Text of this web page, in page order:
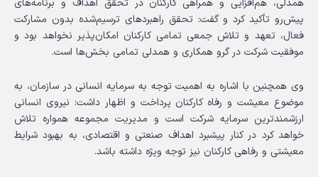
همدلی، هم‌افزایی و همراهی کارکنان در تحقق اهداف و برنامه‌های
پیش‌رو تأکید کرد و گفت: تحقق راهبردهای ترسیم‌شده بدون مشارکت
فعال، تعهد و تلاش جمعی تمامی کارکنان امکان‌پذیر نخواهد بود و
موفقیت شرکت در گرو همکاری و همدلی تمامی بخش‌ها است.
وی همچنین با اشاره به اهمیت توجه به سرمایه انسانی در سازمان، به
موضوع معیشت و رفاه کارکنان پرداخت و اظهار داشت: نیروی انسانی
ارزشمندترین سرمایه شرکت است و مدیریت مجموعه همواره تلاش
خواهد کرد در کنار پیشبرد اهداف صنعتی و اقتصادی، به بهبود شرایط
معیشتی و رفاهی کارکنان نیز توجه ویژه داشته باشد.